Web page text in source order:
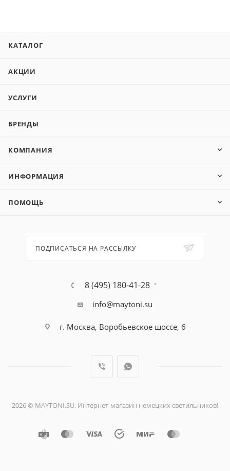
КАТАЛОГ
АКЦИИ
УСЛУГИ
БРЕНДЫ
КОМПАНИЯ
ИНФОРМАЦИЯ
ПОМОЩЬ
ПОДПИСАТЬСЯ НА РАССЫЛКУ
8 (495) 180-41-28
info@maytoni.su
г. Москва, Воробьевское шоссе, 6
2026 © MAYTONI.SU. Интернет-магазин немецких светильников!